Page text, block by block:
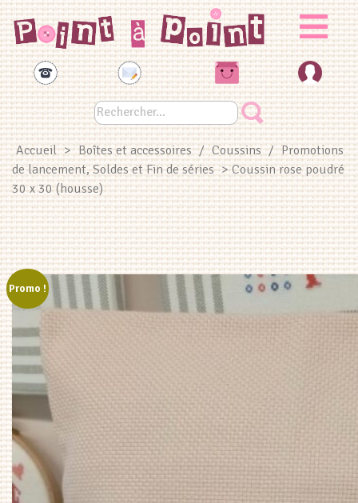
Accueil > Boîtes et accessoires / Coussins / Promotions
de lancement, Soldes et Fin de séries > Coussin rose poudré
30 x 30 (housse)
Promo !
Panneau de gestion des cookies